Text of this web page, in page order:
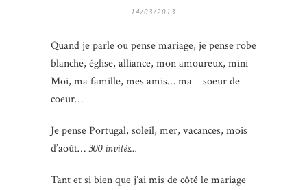
14/03/2013
Quand je parle ou pense mariage, je pense robe
blanche, église, alliance, mon amoureux, mini
Moi, ma famille, mes amis… ma soeur de
coeur…
Je pense Portugal, soleil, mer, vacances, mois
d’août…300 invités…
Tant et si bien que j’ai mis de côté le mariage